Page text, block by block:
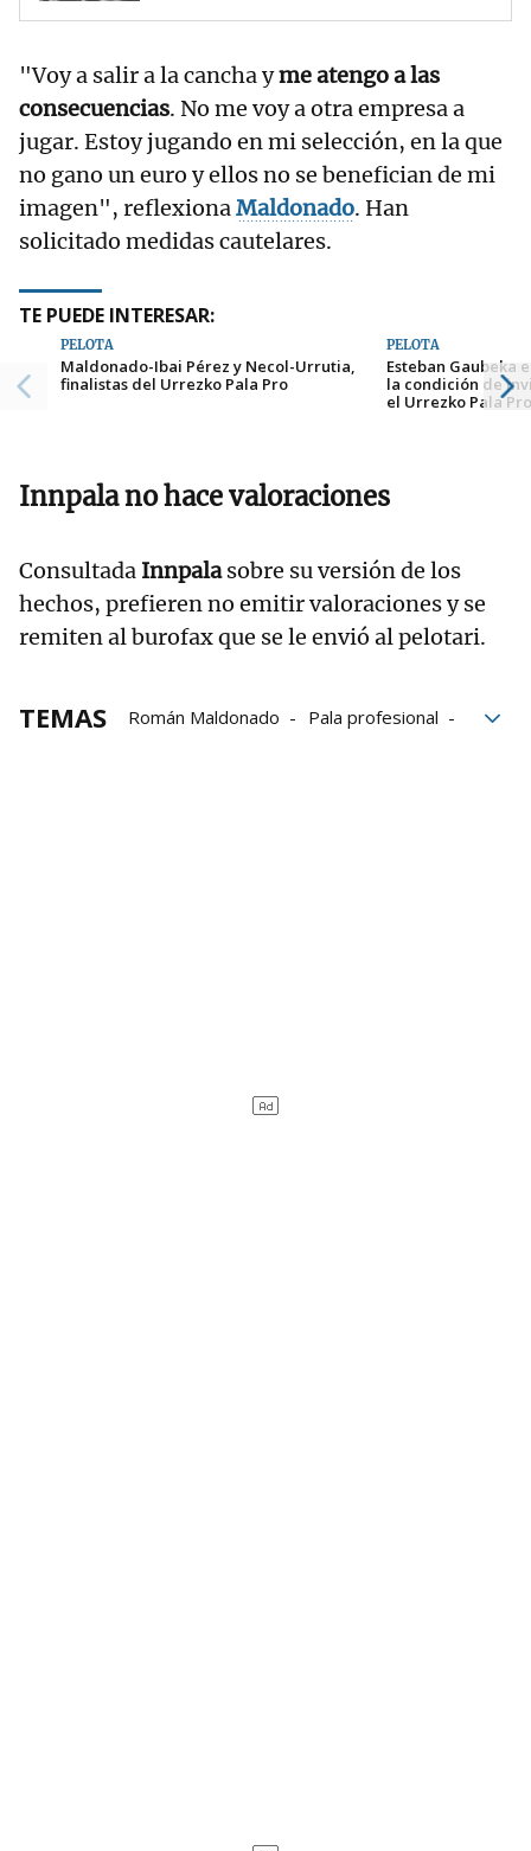
"Voy a salir a la cancha yme atengo a las
consecuencias. No me voy a otra empresa a
jugar. Estoy jugando en mi selección, en la que
no gano un euro y ellos no se benefician de mi
imagen", reflexionaMaldonado. Han
solicitado medidas cautelares.
TE PUEDE INTERESAR:
PELOTA
Maldonado-Ibai Pérez y Necol-Urrutia,
finalistas del Urrezko Pala Pro
PELOTA
Esteban Gaubeka
la condición de
el Urrezko Pala
Innpala no hace valoraciones
Consultada Innpalasobre su versión de los
hechos, prefieren no emitir valoraciones y se
remiten al burofax que se le envió al pelotari.
TEMAS Román Maldonado
Pala profesional